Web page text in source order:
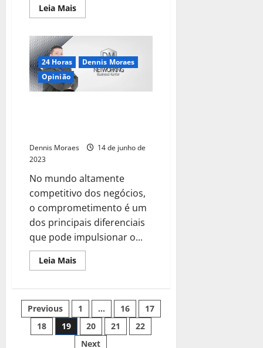
Leia Mais
24 Horas
Dennis Moraes
Opinião
Dennis Moraes
14 de junho de
2023
No mundo altamente
competitivo dos negócios,
o comprometimento é um
dos principais diferenciais
que pode impulsionar o...
Leia Mais
Previous 1 … 16
17
18
19 20 21
22
Next